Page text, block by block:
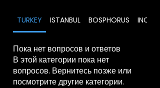
TURKEY ISTANBUL BOSPHORUS
Пока нет вопросов и ответов
В этой категории пока нет
вопросов. Вернитесь позже или
посмотрите другие категории.